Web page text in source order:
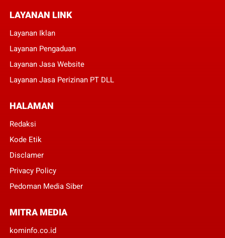
LAYANAN LINK
Layanan Iklan
Layanan Pengaduan
Layanan Jasa Website
Layanan Jasa Perizinan PT DLL
HALAMAN
Redaksi
Kode Etik
Disclamer
Privacy Policy
Pedoman Media Siber
MITRA MEDIA
kominfo.co.id